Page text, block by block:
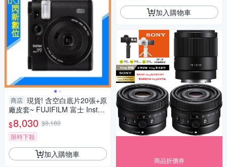
商店 現貨! 含空白底片20張+原
廠皮套~ FUJIFILM 富士 Instax
mini 99 拍立得 相機(mini99，
公司貨)
$8,030 $8,180
限時下殺
加入購物車
加入購物車
商品折價券